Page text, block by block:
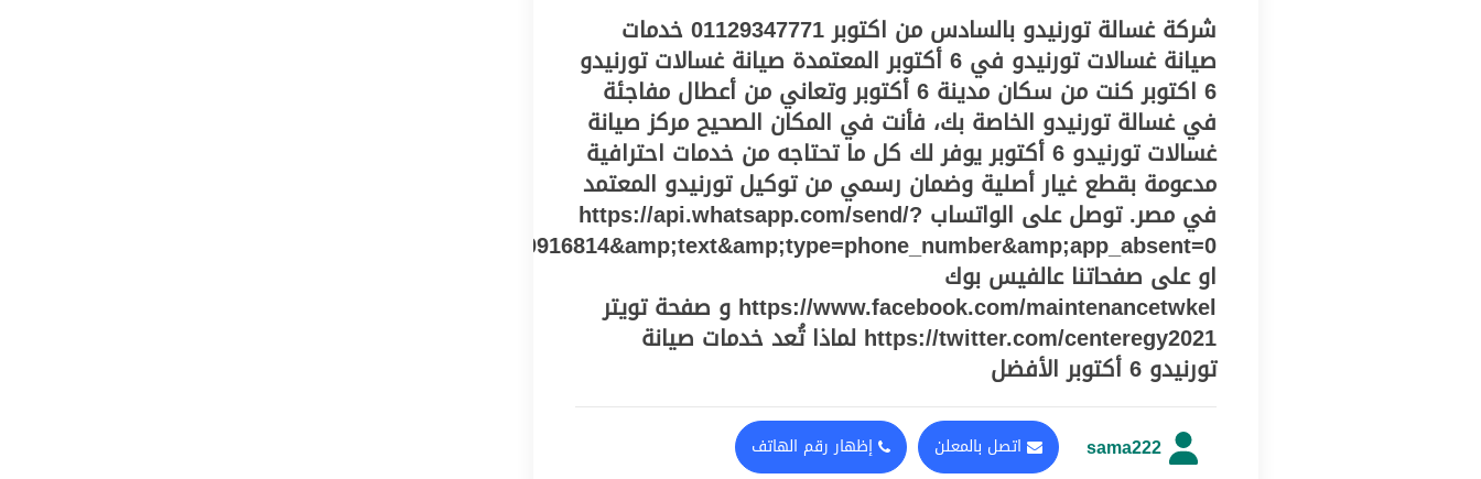
شركة غسالة تورنيدو بالسادس من اكتوبر 01129347771 خدمات
صيانة غسالات تورنيدو في 6 أكتوبر المعتمدة صيانة غسالات تورنيدو
6 اكتوبر كنت من سكان مدينة 6 أكتوبر وتعاني من أعطال مفاجئة
في غسالة تورنيدو الخاصة بك، فأنت في المكان الصحيح مركز صيانة
غسالات تورنيدو 6 أكتوبر يوفر لك كل ما تحتاجه من خدمات احترافية
مدعومة بقطع غيار أصلية وضمان رسمي من توكيل تورنيدو المعتمد
في مصر. توصل على الواتساب https://api.whatsapp.com/send/?
phone=%2B201010916814&amp;text&amp;type=phone_number&amp;app_absent=0
او على صفحاتنا عالفيس بوك
https://www.facebook.com/maintenancetwkel و صفحة تويتر
https://twitter.com/centeregy2021 لماذا تُعد خدمات صيانة
تورنيدو 6 أكتوبر الأفضل
sama222 اتصل بالمعلن إظهار رقم الهاتف